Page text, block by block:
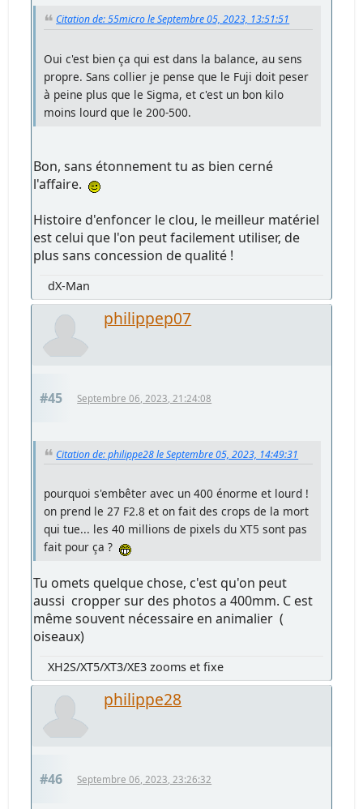
Citation de: 55micro le Septembre 05, 2023, 13:51:51
Oui c'est bien ça qui est dans la balance, au sens
propre. Sans collier je pense que le Fuji doit peser
à peine plus que le Sigma, et c'est un bon kilo
moins lourd que le 200-500.
Bon, sans étonnement tu as bien cerné
l'affaire.
Histoire d'enfoncer le clou, le meilleur matériel
est celui que l'on peut facilement utiliser, de
plus sans concession de qualité !
dX-Man
philippep07
#45 Septembre 06, 2023, 21:24:08
Citation de: philippe28 le Septembre 05, 2023, 14:49:31
pourquoi s'embêter avec un 400 énorme et lourd !
on prend le 27 F2.8 et on fait des crops de la mort
qui tue... les 40 millions de pixels du XT5 sont pas
fait pour ça ?
Tu omets quelque chose, c'est qu'on peut
aussi cropper sur des photos a 400mm. C est
même souvent nécessaire en animalier (
oiseaux)
XH2S/XT5/XT3/XE3 zooms et fixe
philippe28
#46 Septembre 06, 2023, 23:26:32